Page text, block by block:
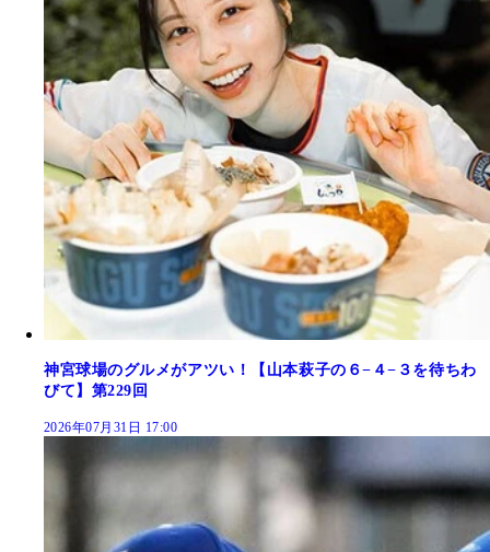
神宮球場のグルメがアツい！【山本萩子の６−４−３を待ちわ
びて】第229回
2026年07月31日 17:00